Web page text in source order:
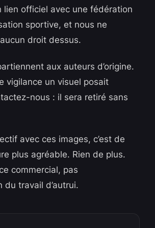
lien officiel avec une fédération
sportive, et nous ne
droit dessus.
aux auteurs d’origine.
vigilance un visuel posait
nous : il sera retiré sans
avec ces images, c’est de
plus agréable. Rien de plus.
commercial, pas
du travail d’autrui.